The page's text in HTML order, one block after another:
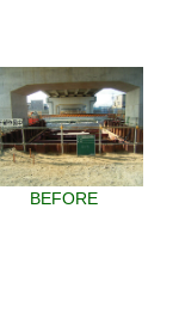
BEFORE